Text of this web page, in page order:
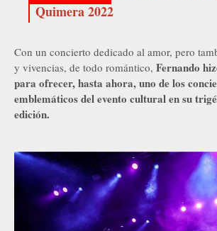
Quimera 2022
Con un concierto dedicado al amor, pero
y vivencias, de todo romántico, Fernando
para ofrecer, hasta ahora, uno de los
emblemáticos del evento cultural en su
edición.